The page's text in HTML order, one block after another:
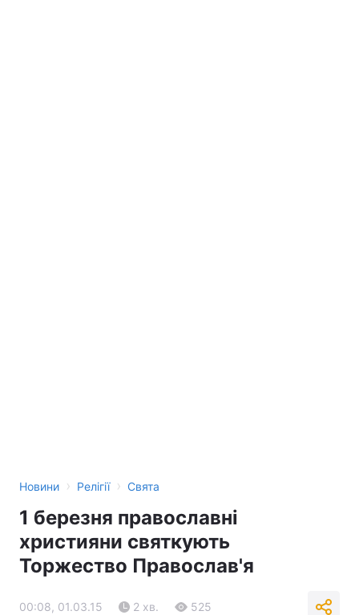
Новини › Релігії › Свята
1 березня православні
християни святкують
Торжество Православ'я
00:08, 01.03.15 2 хв. 525